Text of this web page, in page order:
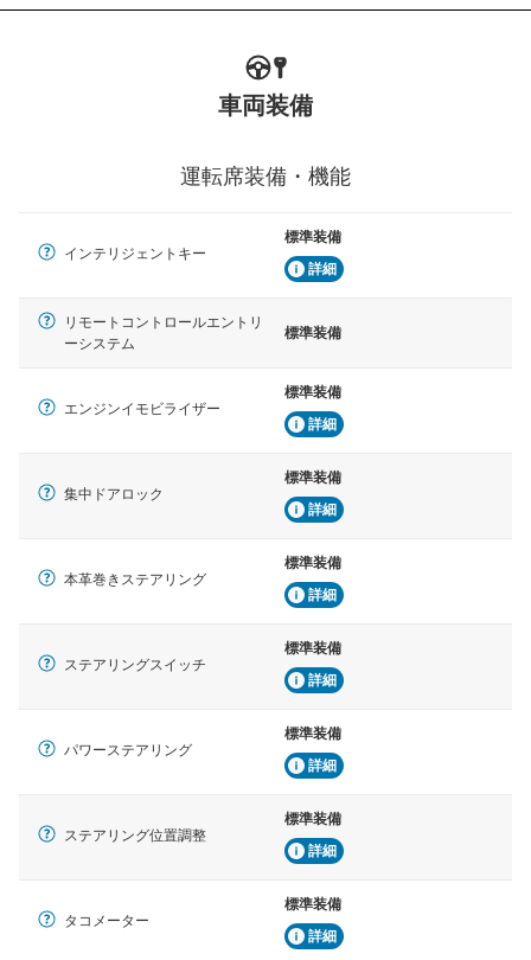
車両装備
運転席装備・機能
インテリジェントキー
標準装備
詳細
リモートコントロールエントリ
ーシステム
標準装備
エンジンイモビライザー
標準装備
詳細
集中ドアロック
標準装備
詳細
本革巻きステアリング
標準装備
詳細
ステアリングスイッチ
標準装備
詳細
パワーステアリング
標準装備
詳細
ステアリング位置調整
標準装備
詳細
タコメーター
標準装備
詳細